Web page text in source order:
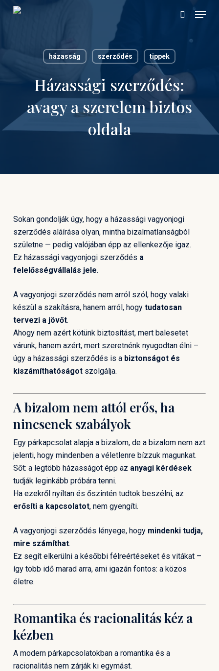
Skip
Menu
házasság szerződés tippek
Házassági szerződés:
avagy a szerelem biztos
oldala
Sokan gondolják úgy, hogy a házassági vagyonjogi
szerződés aláírása olyan, mintha bizalmatlanságból
születne — pedig valójában épp az ellenkezője igaz.
Ez házassági vagyonjogi szerződés a
felelősségvállalás jele.
A vagyonjogi szerződés nem arról szól, hogy valaki
készül a szakításra, hanem arról, hogy tudatosan
tervezi a jövőt.
Ahogy nem azért kötünk biztosítást, mert balesetet
várunk, hanem azért, mert szeretnénk nyugodtan élni –
úgy a házassági szerződés is a biztonságot és
kiszámíthatóságotszolgálja.
A bizalom nem attól erős, ha
nincsenek szabályok
Egy párkapcsolat alapja a bizalom, de a bizalom nem azt
jelenti, hogy mindenben a véletlenre bízzuk magunkat.
Sőt: a legtöbb házasságot épp az anyagi kérdések
tudják leginkább próbára tenni.
Ha ezekről nyíltan és őszintén tudtok beszélni, az
erősíti a kapcsolatot, nem gyengíti.
A vagyonjogi szerződés lényege, hogy mindenki tudja,
mire számíthat.
Ez segít elkerülni a későbbi félreértéseket és vitákat –
így több idő marad arra, ami igazán fontos: a közös
életre.
Romantika és racionalitás kéz a
kézben
A modern párkapcsolatokban a romantika és a
racionalitás nem zárják ki egymást.